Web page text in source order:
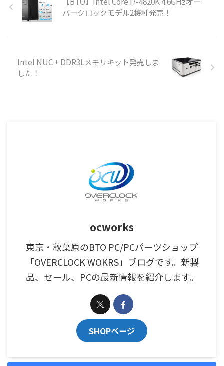
バークロックモデル2機種発売！
Intel NUC + DDR3Lメモリキット発売しま
した！
ocworks
東京・秋葉原のBTO PC/PCパーツショップ
「OVERCLOCK WOKRS」ブログです。新製
品、セール、PCの最新情報を紹介します。
SHOPページ